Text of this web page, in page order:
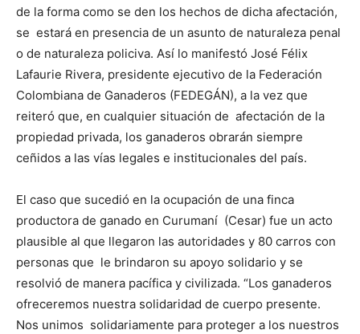
de la forma como se den los hechos de dicha afectación,
se estará en presencia de un asunto de naturaleza penal
o de naturaleza policiva. Así lo manifestó José Félix
Lafaurie Rivera, presidente ejecutivo de la Federación
Colombiana de Ganaderos (FEDEGÁN), a la vez que
reiteró que, en cualquier situación de afectación de la
propiedad privada, los ganaderos obrarán siempre
ceñidos a las vías legales e institucionales del país.
El caso que sucedió en la ocupación de una finca
productora de ganado en Curumaní (Cesar) fue un acto
plausible al que llegaron las autoridades y 80 carros con
personas que le brindaron su apoyo solidario y se
resolvió de manera pacífica y civilizada. “Los ganaderos
ofreceremos nuestra solidaridad de cuerpo presente.
Nos unimos solidariamente para proteger a los nuestros